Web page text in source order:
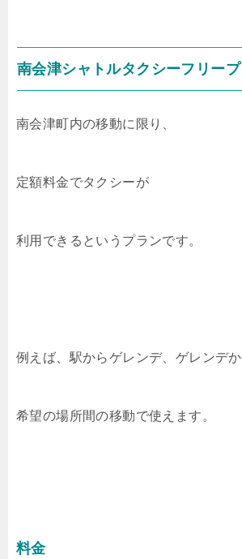
南会津シャトルタクシーフリー
南会津町内の移動に限り、
定額料金でタクシーが
利用できるというプランです。
例えば、駅からゲレンデ、ゲレンデ
希望の場所間の移動で使えます。
料金